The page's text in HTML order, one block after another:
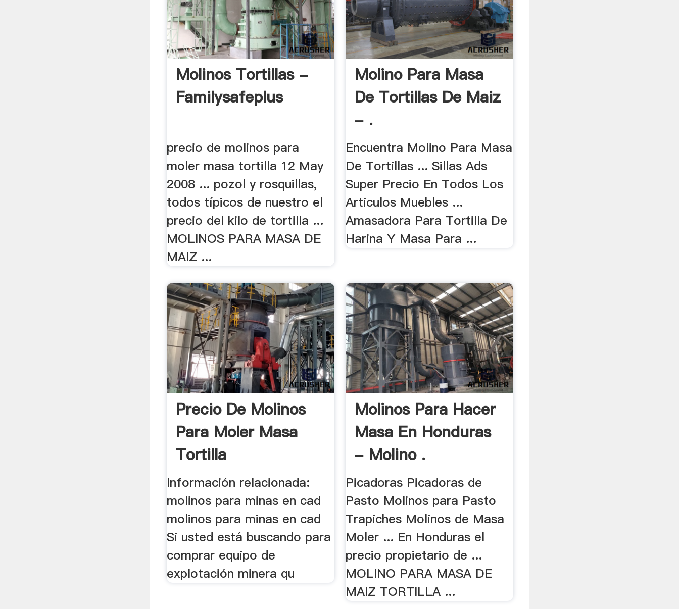
Molinos Tortillas -
Familysafeplus
precio de molinos para
moler masa tortilla 12 May
2008 ... pozol y rosquillas,
todos típicos de nuestro el
precio del kilo de tortilla ...
MOLINOS PARA MASA DE
MAIZ ...
Molino Para Masa
De Tortillas De Maiz
- .
Encuentra Molino Para Masa
De Tortillas ... Sillas Ads
Super Precio En Todos Los
Articulos Muebles ...
Amasadora Para Tortilla De
Harina Y Masa Para ...
Precio De Molinos
Para Moler Masa
Tortilla
Información relacionada:
molinos para minas en cad
molinos para minas en cad
Si usted está buscando para
comprar equipo de
explotación minera qu
Molinos Para Hacer
Masa En Honduras
- Molino .
Picadoras Picadoras de
Pasto Molinos para Pasto
Trapiches Molinos de Masa
Moler ... En Honduras el
precio propietario de ...
MOLINO PARA MASA DE
MAIZ TORTILLA ...